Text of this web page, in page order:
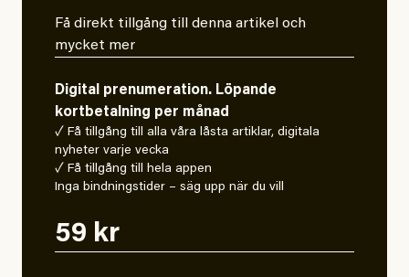
Få direkt tillgång till denna artikel och
mycket mer
Digital prenumeration. Löpande
kortbetalning per månad
✓ Få tillgång till alla våra låsta artiklar, digitala
nyheter varje vecka
✓ Få tillgång till hela appen
Inga bindningstider – säg upp när du vill
59 kr